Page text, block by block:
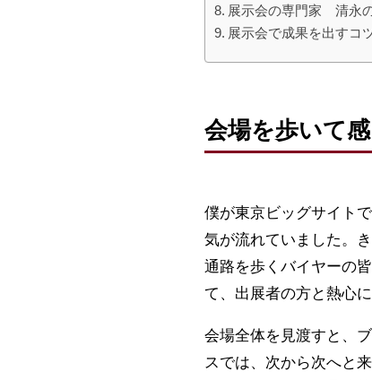
展示会の専門家 清永
展示会で成果を出すコ
会場を歩いて
僕が東京ビッグサイト
気が流れていました。
通路を歩くバイヤーの
て、出展者の方と熱心
会場全体を見渡すと、
スでは、次から次へと